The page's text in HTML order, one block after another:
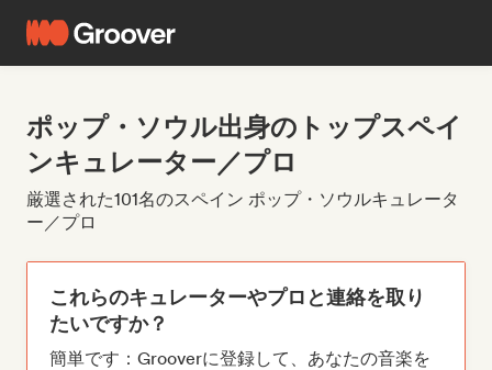
ポップ・ソウル出身のトップスペイ
ンキュレーター／プロ
厳選された101名のスペイン ポップ・ソウルキュレータ
ー／プロ
これらのキュレーターやプロと連絡を取り
たいですか？
簡単です：Grooverに登録して、あなたの音楽を